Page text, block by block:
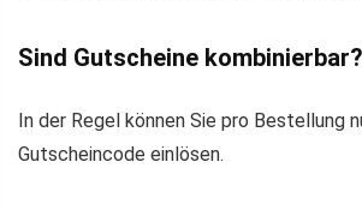
Sind Gutscheine kombinierbar?
In der Regel können Sie pro Bestellung
Gutscheincode einlösen.